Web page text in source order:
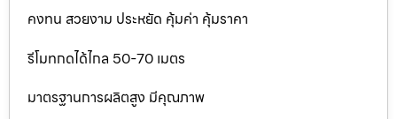
คงทน สวยงาม ประหยัด คุ้มค่า คุ้มราคา
รีโมทกดได้ไกล 50-70 เมตร
มาตรฐานการผลิตสูง มีคุณภาพ